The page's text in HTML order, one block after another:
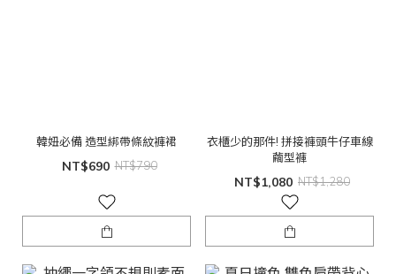
韓妞必備 造型綁帶條紋褲裙
NT$690 NT$790
衣櫃少的那件! 拼接褲頭牛仔車線
繭型褲
NT$1,080 NT$1,280